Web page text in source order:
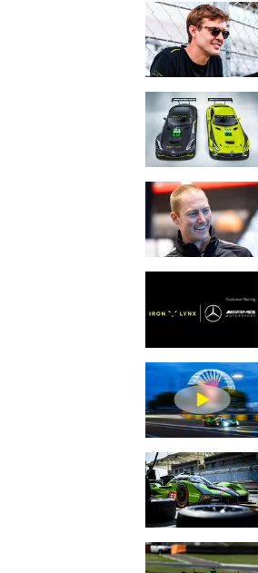
ENDURANCE/GT
MONOMARCA